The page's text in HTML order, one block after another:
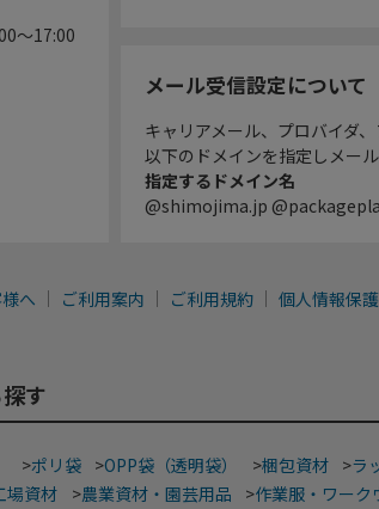
～17:00
メール受信設定について
キャリアメール、プロバイダ
以下のドメインを指定しメー
指定するドメイン名
@shimojima.jp
へ ご利用案内 ご利用規約 個人情報保
す
>ポリ袋 >OPP袋（透明袋） >梱包資材 >ラ
場資材 >農業資材・園芸用品 >作業服・ワーク